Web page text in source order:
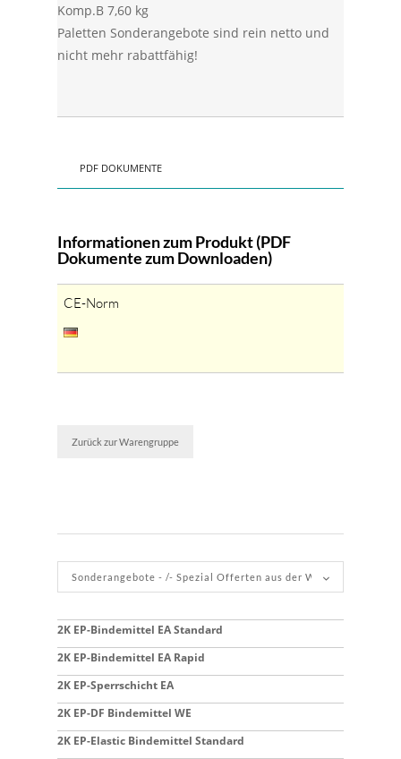
Komp.B 7,60 kg
Paletten Sonderangebote sind rein netto und
nicht mehr rabattfähig!
PDF DOKUMENTE
Informationen zum Produkt (PDF
Dokumente zum Downloaden)
CE-Norm
Zurück zur Warengruppe
2K EP-Bindemittel EA Standard
2K EP-Bindemittel EA Rapid
2K EP-Sperrschicht EA
2K EP-DF Bindemittel WE
2K EP-Elastic Bindemittel Standard